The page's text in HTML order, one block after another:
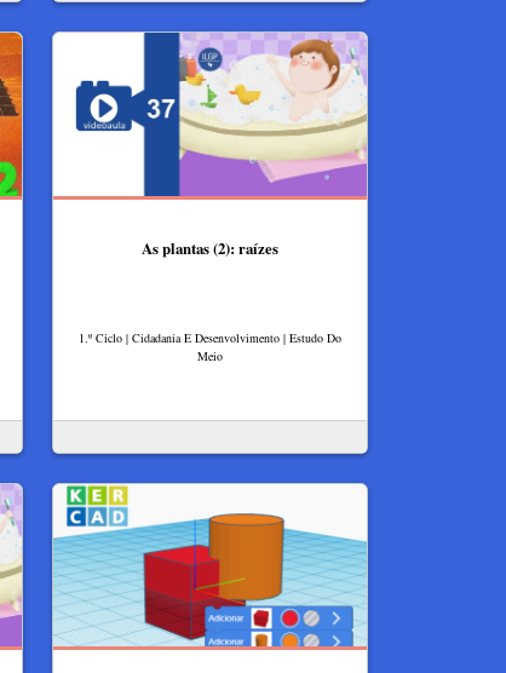
As plantas (2): raízes
1.º Ciclo | Cidadania E Desenvolvimento | Estudo Do
Meio